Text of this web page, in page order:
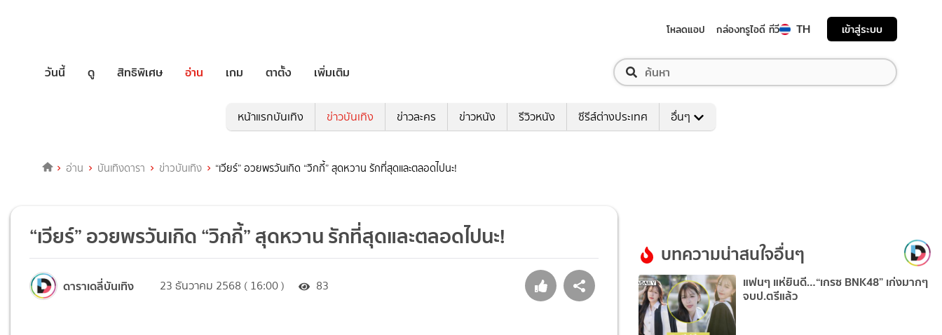
โหลดแอป กล่องทรูไอดี ทีวี TH เข้าสู่ระบบ
วันนี้ ดู สิทธิพิเศษ อ่าน เกม ตาตั้ง เพิ่มเติม
หน้าแรกบันเทิง ข่าวบันเทิง ข่าวละคร ข่าวหนัง รีวิวหนัง ซีรีส์ต่างประเทศ อื่นๆ
อ่าน บันเทิงดารา ข่าวบันเทิง “เวียร์” อวยพรวันเกิด “วิกกี้” สุดหวาน รักที่สุดและตลอดไปนะ!
“เวียร์” อวยพรวันเกิด “วิกกี้” สุดหวาน รักที่สุดและตลอดไปนะ!
ดาราเดลี่บันเทิง 23 ธันวาคม 2568 ( 16:00 ) 83
บทความน่าสนใจอื่นๆ
แฟนๆ แห่ยินดี…“เกรซ BNK48” เก่งมากๆ
จบป.ตรีแล้ว